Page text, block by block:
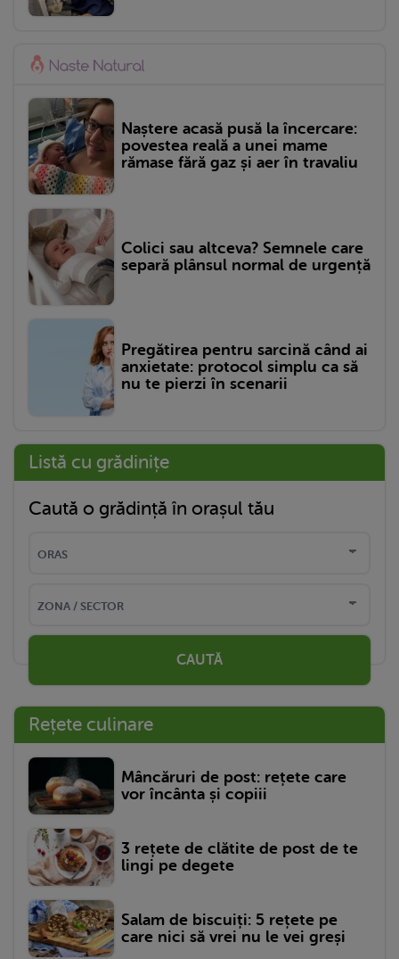
Naștere acasă pusă la încercare:
povestea reală a unei mame
rămase fără gaz și aer în travaliu
Colici sau altceva? Semnele care
separă plânsul normal de urgență
Pregătirea pentru sarcină când ai
anxietate: protocol simplu ca să
nu te pierzi în scenarii
Listă cu grădinițe
Caută o grădință în orașul tău
CAUTĂ
Rețete culinare
Mâncăruri de post: rețete care
vor încânta și copiii
3 rețete de clătite de post de te
lingi pe degete
Salam de biscuiți: 5 rețete pe
care nici să vrei nu le vei greși